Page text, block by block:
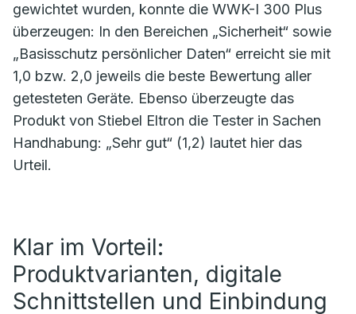
gewichtet wurden, konnte die WWK-I 300 Plus
überzeugen: In den Bereichen „Sicherheit“ sowie
„Basisschutz persönlicher Daten“ erreicht sie mit
1,0 bzw. 2,0 jeweils die beste Bewertung aller
getesteten Geräte. Ebenso überzeugte das
Produkt von Stiebel Eltron die Tester in Sachen
Handhabung: „Sehr gut“ (1,2) lautet hier das
Urteil.
Klar im Vorteil:
Produktvarianten, digitale
Schnittstellen und Einbindung